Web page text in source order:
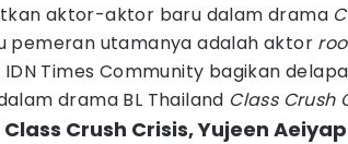
aktor-aktor baru dalam drama
pemeran utamanya adalah aktor
IDN Times Community bagikan
drama BL Thailand Class Crush
Class Crush Crisis, Yujeen